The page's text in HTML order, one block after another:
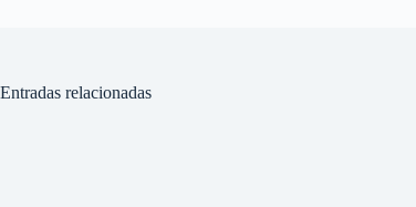
Entradas relacionadas